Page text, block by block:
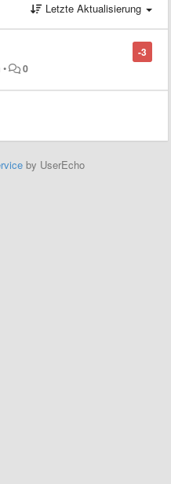
Letzte Aktualisierung
-3
• 0
by UserEcho